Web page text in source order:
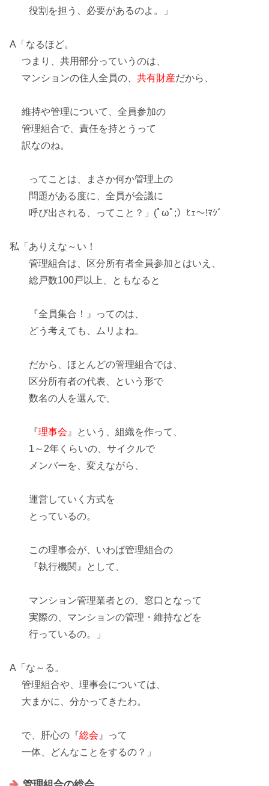
役割を担う、必要があるのよ。」
A「なるほど。
つまり、共用部分っていうのは、
マンションの住人全員の、 共有財産だから、
維持や管理について、全員参加の
管理組合で、 責任を持とう って
訳なのね。
ってことは、まさか何か管理上の
問題がある度に、全員が会議に
呼び出される、ってこと？」(ﾟωﾟ;）ﾋｪ～!ﾏｼﾞ
私「ありえな～い！
管理組合は、区分所有者全員参加とはいえ、
総戸数100戸以上、ともなると
『全員集合！』ってのは、
どう考えても、ムリよね。
だから、ほとんどの管理組合では、
区分所有者の代表 、という形で
数名の人を選んで、
『理事会 』という、組織を作って、
1～2年くらいの、サイクルで
メンバーを、変えながら、
運営していく方式を
とっているの。
この理事会が、いわば管理組合の
『執行機関 』として、
マンション管理業者との、 窓口 となって
実際の、マンションの管理・維持などを
行っているの。」
A「な～る。
管理組合や、理事会については、
大まかに、分かってきたわ。
で、肝心の『総会 』って
一体、どんなことをするの？」